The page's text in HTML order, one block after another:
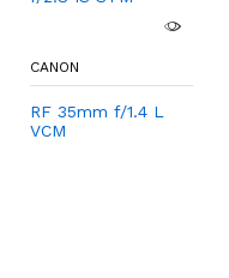
CANON
RF 35mm f/1.4 L
VCM